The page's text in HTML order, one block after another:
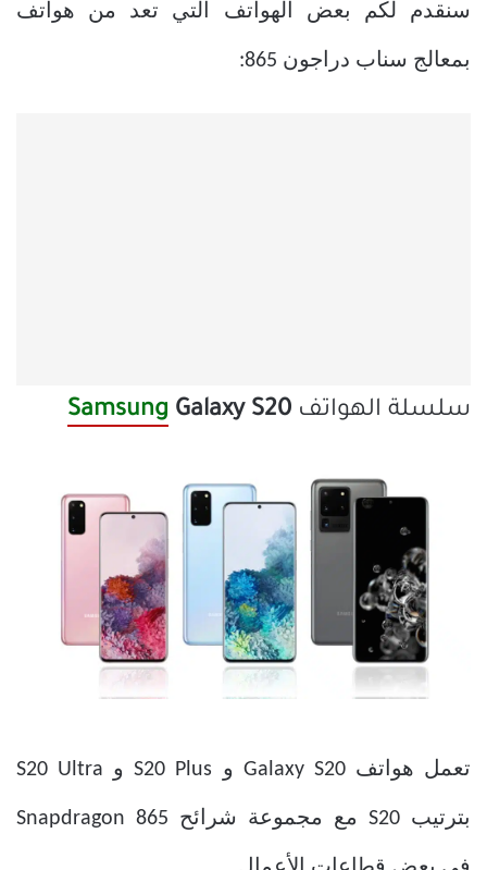
سنقدم لكم بعض الهواتف التي تعد من هواتف
بمعالج سناب دراجون 865 :
سلسلة الهواتف Samsung Galaxy S20
تعمل هواتف Galaxy S20 و S20 Plus و S20 Ultra
بترتيب S20 مع مجموعة شرائح Snapdragon 865